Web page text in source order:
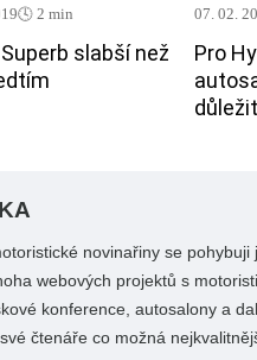
🕓 2 min
slabší než
07. 02.
Pro
novinařiny se
webových projektů s
konference, autosalony a
čtenáře co možná